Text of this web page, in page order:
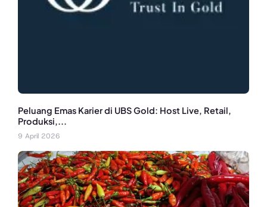
Peluang Emas Karier di UBS Gold: Host Live, Retail,
Produksi,...
9 April 2026